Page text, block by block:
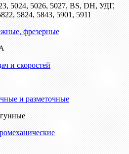
5024, 5026, 5027, BS, DH, УДГ,
5824, 5843, 5901, 5911
фрезерные
и скоростей
и разметочные